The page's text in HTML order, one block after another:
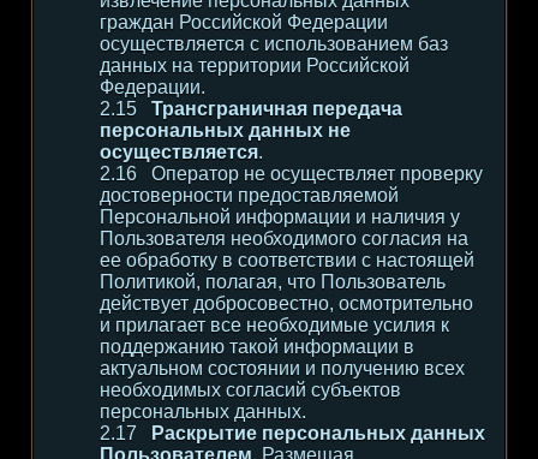
граждан Российской Федерации
осуществляется с использованием баз
данных на территории Российской
Федерации.
Трансграничная передача
персональных данных не
осуществляется.
Оператор не осуществляет проверку
достоверности предоставляемой
Персональной информации и наличия у
Пользователя необходимого согласия на
ее обработку в соответствии с настоящей
Политикой, полагая, что Пользователь
действует добросовестно, осмотрительно
и прилагает все необходимые усилия к
поддержанию такой информации в
актуальном состоянии и получению всех
необходимых согласий субъектов
персональных данных.
Раскрытие персональных данных
Пользователем. Размещая